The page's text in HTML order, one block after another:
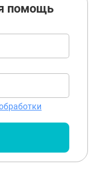
помощь
с
с
с